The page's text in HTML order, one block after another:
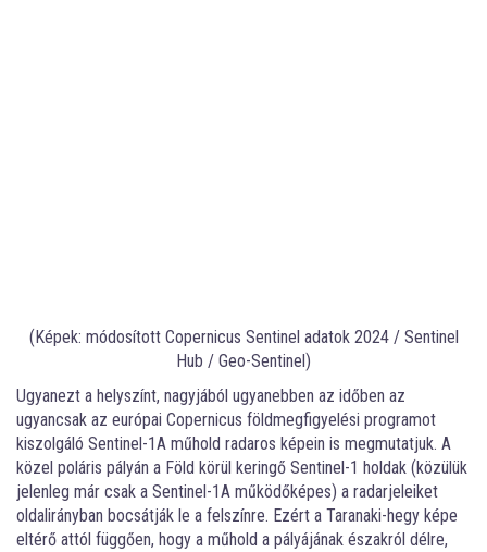
(Képek: módosított Copernicus Sentinel adatok 2024 / Sentinel
Hub / Geo-Sentinel)
Ugyanezt a helyszínt, nagyjából ugyanebben az időben az
ugyancsak az európai Copernicus földmegfigyelési programot
kiszolgáló Sentinel-1A műhold radaros képein is megmutatjuk. A
közel poláris pályán a Föld körül keringő Sentinel-1 holdak (közülük
jelenleg már csak a Sentinel-1A működőképes) a radarjeleiket
oldalirányban bocsátják le a felszínre. Ezért a Taranaki-hegy képe
eltérő attól függően, hogy a műhold a pályájának északról délre,